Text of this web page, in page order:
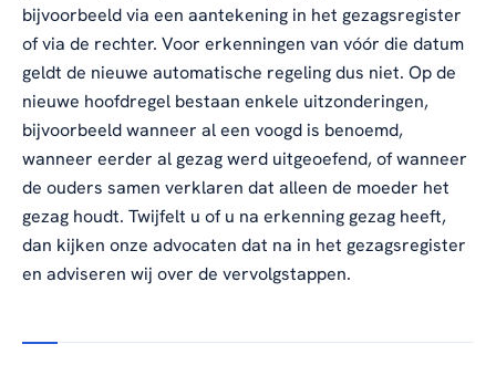
bijvoorbeeld via een aantekening in het gezagsregister
of via de rechter. Voor erkenningen van vóór die datum
geldt de nieuwe automatische regeling dus niet. Op de
nieuwe hoofdregel bestaan enkele uitzonderingen,
bijvoorbeeld wanneer al een voogd is benoemd,
wanneer eerder al gezag werd uitgeoefend, of wanneer
de ouders samen verklaren dat alleen de moeder het
gezag houdt. Twijfelt u of u na erkenning gezag heeft,
dan kijken onze advocaten dat na in het gezagsregister
en adviseren wij over de vervolgstappen.